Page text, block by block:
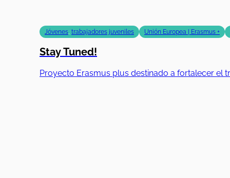
Jóvenes, trabajadores juveniles Unión Europea | Erasmus +
Stay Tuned!
Proyecto Erasmus plus destinado a fortalecer el